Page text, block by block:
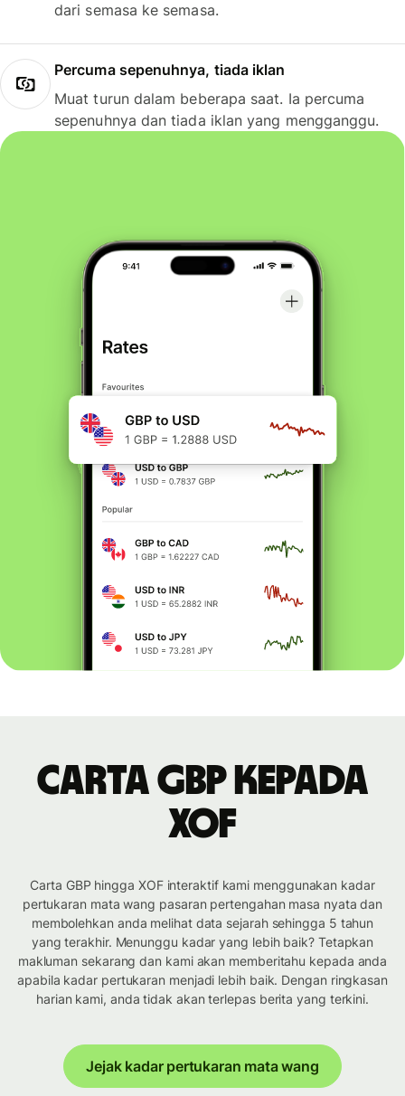
dari semasa ke semasa.
Percuma sepenuhnya, tiada iklan
Muat turun dalam beberapa saat. Ia percuma
sepenuhnya dan tiada iklan yang mengganggu.
Carta GBP kepada
XOF
Carta GBP hingga XOF interaktif kami menggunakan kadar
pertukaran mata wang pasaran pertengahan masa nyata dan
membolehkan anda melihat data sejarah sehingga 5 tahun
yang terakhir. Menunggu kadar yang lebih baik? Tetapkan
makluman sekarang dan kami akan memberitahu kepada anda
apabila kadar pertukaran menjadi lebih baik. Dengan ringkasan
harian kami, anda tidak akan terlepas berita yang terkini.
Jejak kadar pertukaran mata wang